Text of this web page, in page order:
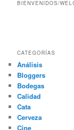
BIENVENIDOS/
CATEGORÍAS
Análisis
Bloggers
Bodegas
Calidad
Cata
Cerveza
Cine